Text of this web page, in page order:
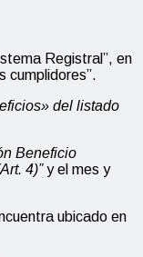
Registral”, en
cumplidores”.
del listado
Beneficio
4)”y el mes y
ubicado en